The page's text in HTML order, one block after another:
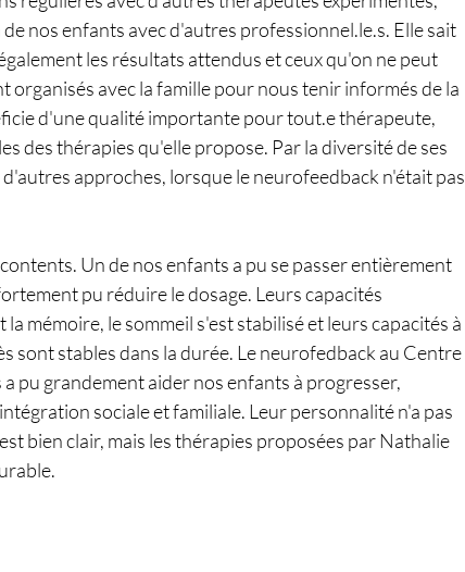
nos enfants avec d'autres professionnel.le.s. Elle sait
les résultats attendus et ceux qu'on ne peut
organisés avec la famille pour nous tenir informés de la
d'une qualité importante pour tout.e thérapeute,
des thérapies qu'elle propose. Par la diversité de ses
approches, lorsque le neurofeedback n'était pas
Un de nos enfants a pu se passer entièrement
pu réduire le dosage. Leurs capacités
mémoire, le sommeil s'est stabilisé et leurs capacités à
sont stables dans la durée. Le neurofedback au Centre
pu grandement aider nos enfants à progresser,
sociale et familiale. Leur personnalité n'a pas
bien clair, mais les thérapies proposées par Nathalie